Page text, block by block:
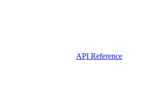
API Reference